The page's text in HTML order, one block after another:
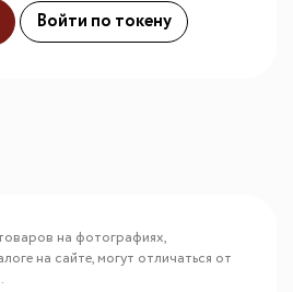
Войти по токену
на фотографиях,
на сайте, могут отличаться от